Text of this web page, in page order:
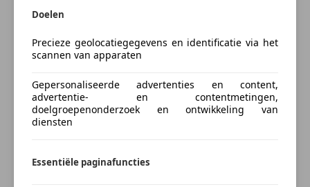
Zij-airbags
Extra
Dakrails
Lichtmetalen velgen (18")
Spoiler
dagwaarde i.p.v. nieuwprijs. Een taxatie zorgt voor
Volvo een grondige technische inspectie en het
benodigde onderhoud. Bij levering wordt 'ie voorzien
van een nieuwe APK.
Bedrijfsinformatie
bij voorkeur op afspraak. Voorkom dat u moet
INDEPENDER
Bereken je premie
Doelen
Precieze geolocatiegegevens en identificatie via het
scannen van apparaten
Gepersonaliseerde advertenties en content,
advertentie- en contentmetingen,
doelgroepenonderzoek en ontwikkeling van
diensten
Essentiële paginafuncties